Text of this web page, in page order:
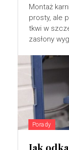
Montaż
prosty, ale
tkwi w
zasłony
Porady